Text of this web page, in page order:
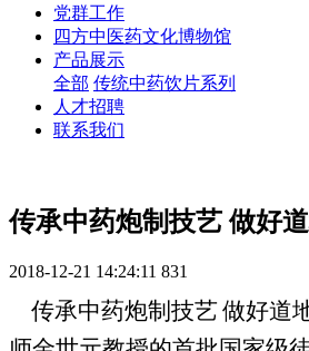
党群工作
四方中医药文化博物馆
产品展示
全部 传统中药饮片系列
人才招聘
联系我们
传承中药炮制技艺 做好
2018-12-21 14:24:11 831
传承中药炮制技艺做好道